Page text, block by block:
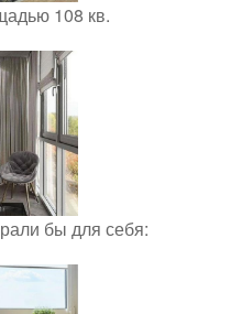
108 кв.
бы для себя: